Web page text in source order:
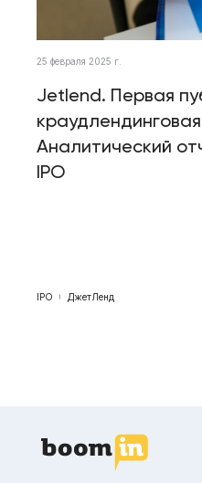
25 февраля 2025 г.
Jetlend. Первая
Аналитический
IPO
IPO ДжетЛенд